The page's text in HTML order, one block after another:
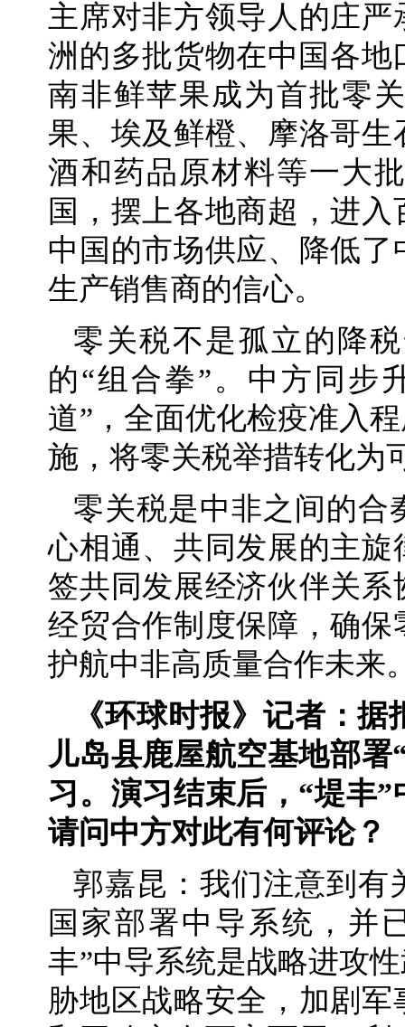
主席对非方领导人的庄
洲的多批货物在中国各地
南非鲜苹果成为首批零
果、埃及鲜橙、摩洛哥
酒和药品原材料等一大
国，摆上各地商超，进
中国的市场供应、降低
生产销售商的信心。
零关税不是孤立的降
的“组合拳”。中方同步
道”，全面优化检疫准入
施，将零关税举措转化为
零关税是中非之间的合
心相通、共同发展的主
签共同发展经济伙伴关
经贸合作制度保障，确
护航中非高质量合作未来
《环球时报》记者：
儿岛县鹿屋航空基地部
习。演习结束后，“堤丰
请问中方对此有何评论？
郭嘉昆：我们注意到有
国家部署中导系统，并
丰”中导系统是战略进攻
胁地区战略安全，加剧